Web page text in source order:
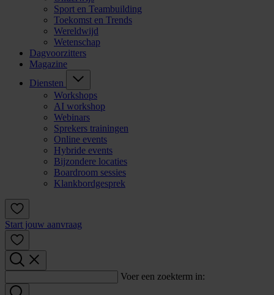
Sport en Teambuilding
Toekomst en Trends
Wereldwijd
Wetenschap
Dagvoorzitters
Magazine
Diensten
Workshops
AI workshop
Webinars
Sprekers trainingen
Online events
Hybride events
Bijzondere locaties
Boardroom sessies
Klankbordgesprek
Start jouw aanvraag
Voer een zoekterm in: